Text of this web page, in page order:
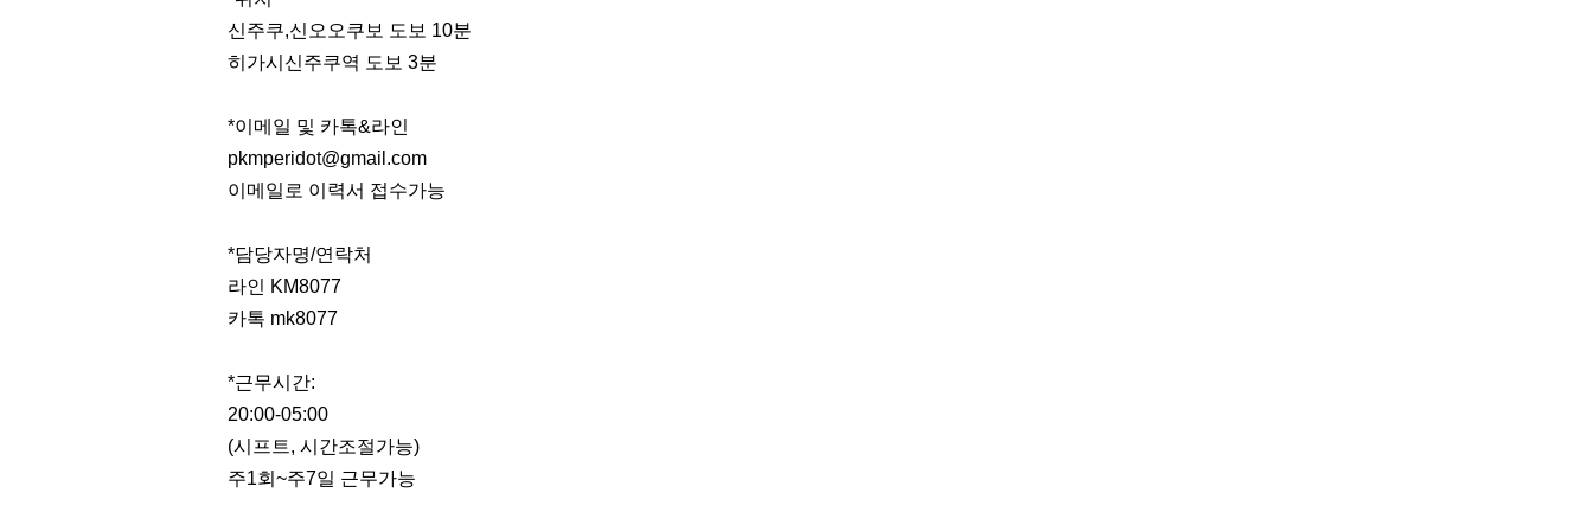
신주쿠,신오오쿠보 도보 10분
히가시신주쿠역 도보 3분
*이메일 및 카톡&라인
pkmperidot@gmail.com
이메일로 이력서 접수가능
*담당자명/연락처
라인 KM8077
카톡 mk8077
*근무시간:
20:00-05:00
(시프트, 시간조절가능)
주1회~주7일 근무가능